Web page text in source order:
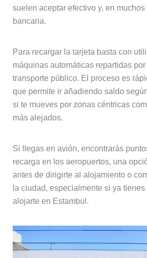
suelen aceptar efectivo y, en muchos
bancaria.
Para recargar la tarjeta basta con
máquinas automáticas repartidas
transporte público. El proceso es
que permite ir añadiendo saldo
si te mueves por zonas céntricas
más alejados.
Si llegas en avión, encontrarás
recarga en los aeropuertos, una
antes de dirigirte al alojamiento o
la ciudad, especialmente si ya
alojarte en Estambul.